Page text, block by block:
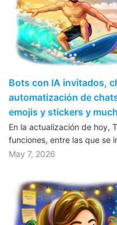
Bots con IA invitados,
automatización de
emojis y stickers y
En la actualización de hoy,
funciones, entre las que se
May 7, 2026